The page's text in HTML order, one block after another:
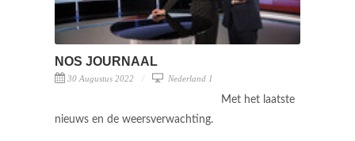
NOS JOURNAAL
30 Augustus 2022 Nederland 1
Met het laatste
nieuws en de weersverwachting.